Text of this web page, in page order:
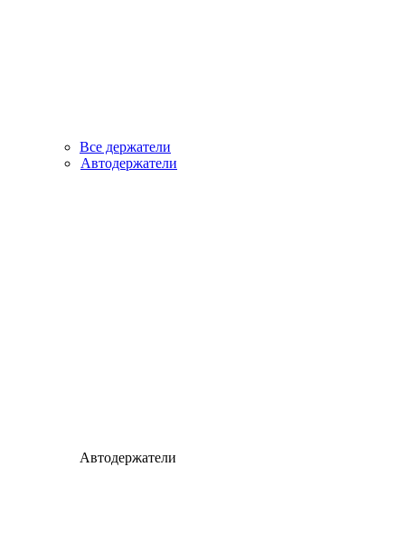
Все держатели
Автодержатели
Автодержатели